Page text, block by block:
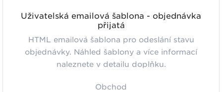
Uživatelská emailová šablona - objednávka
přijatá
HTML emailová šablona pro odeslání stavu
objednávky. Náhled šablony a více informací
naleznete v detailu doplňku.
Obchod